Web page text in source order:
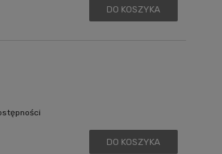
DO KOSZYKA
DO KOSZYKA